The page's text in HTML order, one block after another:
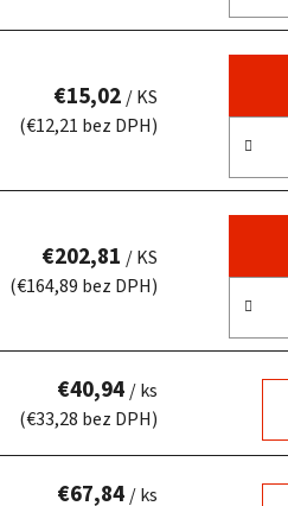
r
d
u
t
v
€15,02 / KS
(€12,21 bez DPH)
€202,81 / KS
(€164,89 bez DPH)
€40,94 / ks
(€33,28 bez DPH)
€67,84 / ks